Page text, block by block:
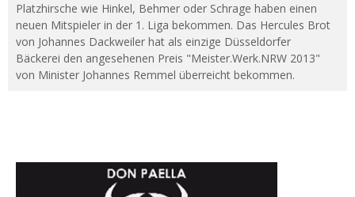
Platzhirsche wie Hinkel, Behmer oder Schrage haben einen
neuen Mitspieler in der 1. Liga bekommen. Das Hercules Brot
von Johannes Dackweiler hat als einzige Düsseldorfer
Bäckerei den angesehenen Preis "Meister.Werk.NRW 2013"
von Minister Johannes Remmel überreicht bekommen.